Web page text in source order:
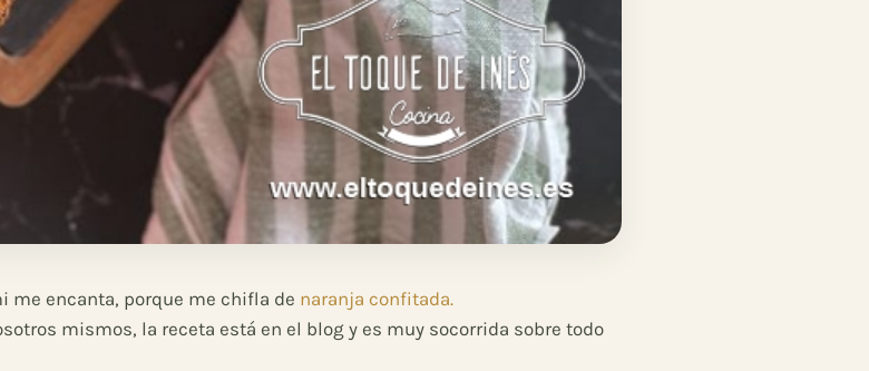
me encanta, porque me chifla de naranja confitada.
mismos, la receta está en el blog y es muy socorrida sobre todo